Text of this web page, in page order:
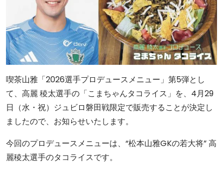
喫茶山雅「2026選手プロデュースメニュー」第5弾とし
て、高麗 稜太選手の「こまちゃんタコライス」を、4月29
日（水・祝）ジュビロ磐田戦限定で販売することが決定し
ましたので、お知らせいたします。
今回のプロデュースメニューは、“松本山雅GKの若大将” 高
麗稜太選手のタコライスです。